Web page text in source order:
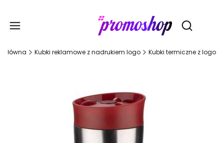
Otwórz
główna Kubki reklamowe z nadrukiem logo Kubki termiczne z logo